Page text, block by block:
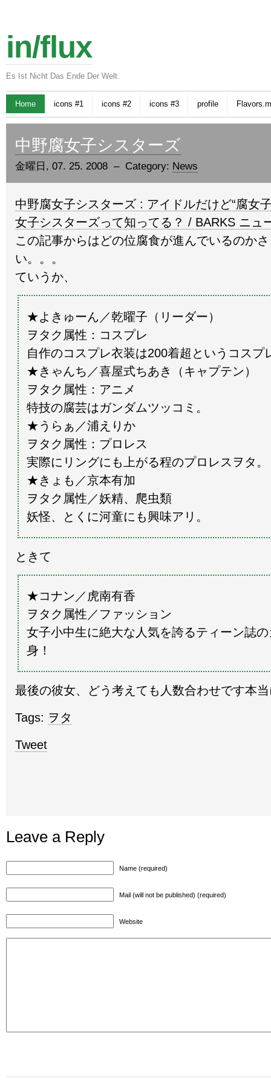
in/flux
Es Ist Nicht Das Ende Der Welt.
Home icons #1 icons #2 icons #3 profile
中野腐女子シスターズ
金曜日, 07. 25. 2008 – Category: News
中野腐女子シスターズ : アイドルだけど“腐女
女子シスターズって知ってる？ / BARKS ニュ
この記事からはどの位腐食が進んでいるのか
い。。。
ていうか、
★よきゅーん／乾曜子（リーダー）
ヲタク属性：コスプレ
自作のコスプレ衣装は200着超というコスプ
★きゃんち／喜屋式ちあき（キャプテン）
ヲタク属性：アニメ
特技の腐芸はガンダムツッコミ。
★うらぁ／浦えりか
ヲタク属性：プロレス
実際にリングにも上がる程のプロレスヲタ。
★きょも／京本有加
ヲタク属性／妖精、爬虫類
妖怪、とくに河童にも興味アリ。
ときて
★コナン／虎南有香
ヲタク属性／ファッション
女子小中生に絶大な人気を誇るティーン誌
身！
最後の彼女、どう考えても人数合わせです本
Tags: ヲタ
Tweet
Leave a Reply
Name (required)
Mail (will not be published) (required)
Website